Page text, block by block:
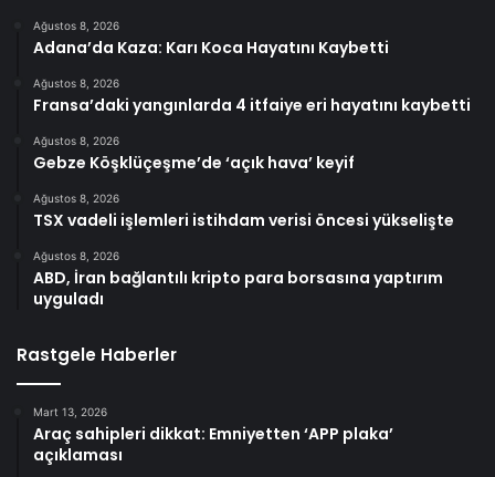
Ağustos 8, 2026
Adana’da Kaza: Karı Koca Hayatını Kaybetti
Ağustos 8, 2026
Fransa’daki yangınlarda 4 itfaiye eri hayatını kaybetti
Ağustos 8, 2026
Gebze Köşklüçeşme’de ‘açık hava’ keyif
Ağustos 8, 2026
TSX vadeli işlemleri istihdam verisi öncesi yükselişte
Ağustos 8, 2026
ABD, İran bağlantılı kripto para borsasına yaptırım
uyguladı
Rastgele Haberler
Mart 13, 2026
Araç sahipleri dikkat: Emniyetten ‘APP plaka’
açıklaması